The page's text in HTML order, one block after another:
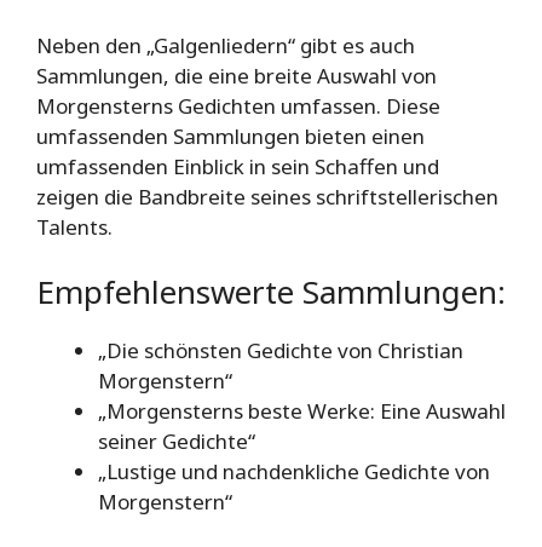
Neben den „Galgenliedern“ gibt es auch
Sammlungen, die eine breite Auswahl von
Morgensterns Gedichten umfassen. Diese
umfassenden Sammlungen bieten einen
umfassenden Einblick in sein Schaffen und
zeigen die Bandbreite seines schriftstellerischen
Talents.
Empfehlenswerte Sammlungen:
„Die schönsten Gedichte von Christian
Morgenstern“
„Morgensterns beste Werke: Eine Auswahl
seiner Gedichte“
„Lustige und nachdenkliche Gedichte von
Morgenstern“